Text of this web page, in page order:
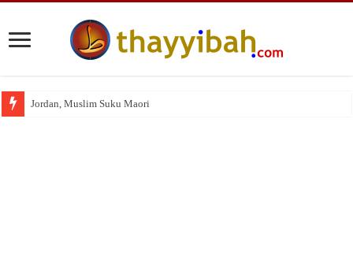
Jordan, Muslim Suku Maori